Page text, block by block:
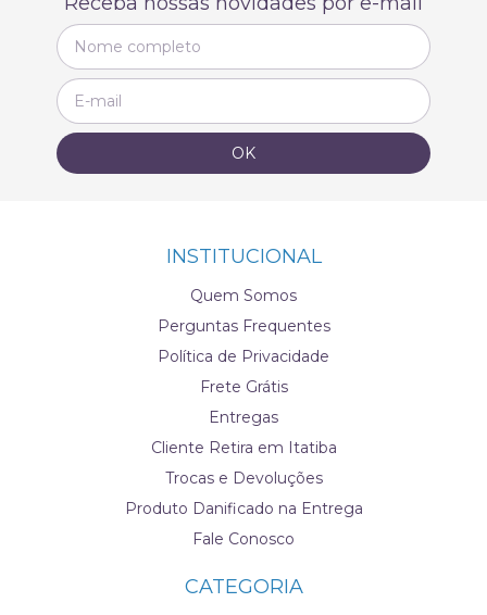
INSTITUCIONAL
Quem Somos
Perguntas Frequentes
Política de Privacidade
Frete Grátis
Entregas
Cliente Retira em Itatiba
Trocas e Devoluções
Produto Danificado na Entrega
Fale Conosco
CATEGORIA